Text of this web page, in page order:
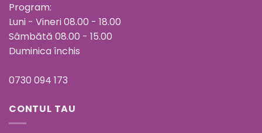
Program:
Luni - Vineri 08.00 - 18.00
Sâmbătă 08.00 - 15.00
Duminica închis
0730 094 173
CONTUL TAU